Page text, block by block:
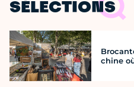
SÉLECTIONS
chine